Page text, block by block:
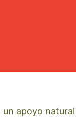
un apoyo natural